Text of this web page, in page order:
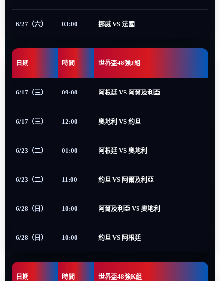
6/27（六） 03:00 挪威 VS 法國
日期 時間 世界盃48強J組
6/17（三） 09:00 阿根廷 VS 阿爾及利亞
6/17（三） 12:00 奧地利 VS 約旦
6/23（二） 01:00 阿根廷 VS 奧地利
6/23（二） 11:00 約旦 VS 阿爾及利亞
6/28（日） 10:00 阿爾及利亞 VS 奧地利
6/28（日） 10:00 約旦 VS 阿根廷
日期 時間 世界盃48強K組